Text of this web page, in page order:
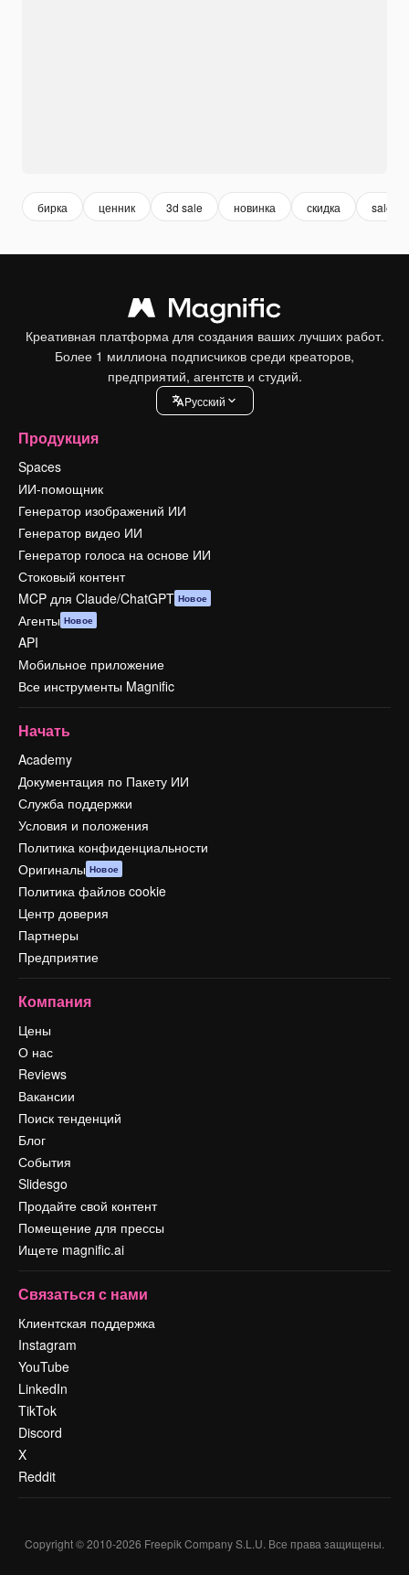
бирка ценник 3d sale новинка скидка sale
Креативная платформа для создания ваших лучших работ.
Более 1 миллиона подписчиков среди креаторов,
предприятий, агентств и студий.
Pусский
Продукция
Spaces
ИИ-помощник
Генератор изображений ИИ
Генератор видео ИИ
Генератор голоса на основе ИИ
Стоковый контент
MCP для Claude/ChatGPT Новое
Агенты Новое
API
Мобильное приложение
Все инструменты Magnific
Начать
Academy
Документация по Пакету ИИ
Служба поддержки
Условия и положения
Политика конфиденциальности
Оригиналы Новое
Политика файлов cookie
Центр доверия
Партнеры
Предприятие
Компания
Цены
О нас
Reviews
Вакансии
Поиск тенденций
Блог
События
Slidesgo
Продайте свой контент
Помещение для прессы
Ищете magnific.ai
Связаться с нами
Клиентская поддержка
Instagram
YouTube
LinkedIn
TikTok
Discord
X
Reddit
Copyright © 2010-2026 Freepik Company S.L.U. Все права защищены.